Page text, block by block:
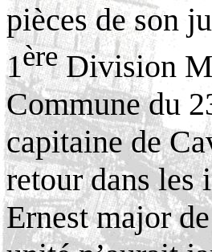
pièces de son
1èreDivision
Commune du
capitaine de
retour dans les
Ernest major